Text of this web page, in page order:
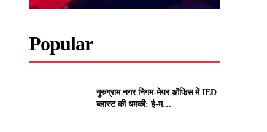
Popular
गुरुग्राम नगर निगम-मेयर ऑफिस में IED
ब्लास्ट की धमकी: ई-म…